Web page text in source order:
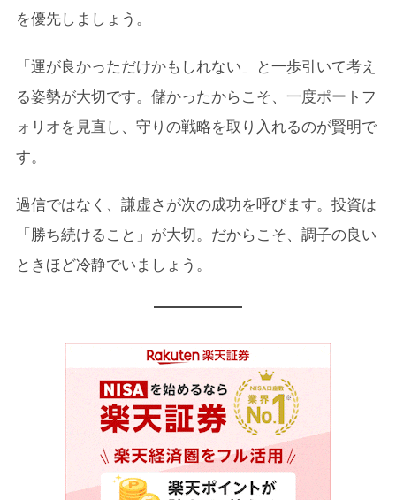
を優先しましょう。
「運が良かっただけかもしれない」と一歩引いて考え
る姿勢が大切です。儲かったからこそ、一度ポートフ
ォリオを見直し、守りの戦略を取り入れるのが賢明で
す。
過信ではなく、謙虚さが次の成功を呼びます。投資は
「勝ち続けること」が大切。だからこそ、調子の良い
ときほど冷静でいましょう。